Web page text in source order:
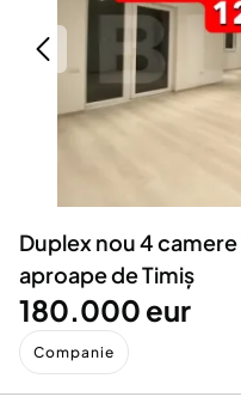
Servicii
Animale de companie
Afaceri și
Inchiriere Bunuri si
Utilaje agricole si
Piese auto si accesorii
Dacia Duster
Duplex nou 4
aproape de Timiș
180.000 eur
Companie